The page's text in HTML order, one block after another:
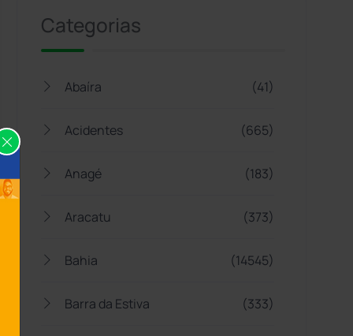
Categorias
Abaíra (41)
Acidentes (665)
Anagé (183)
Aracatu (373)
Bahia (14545)
Barra da Estiva (333)